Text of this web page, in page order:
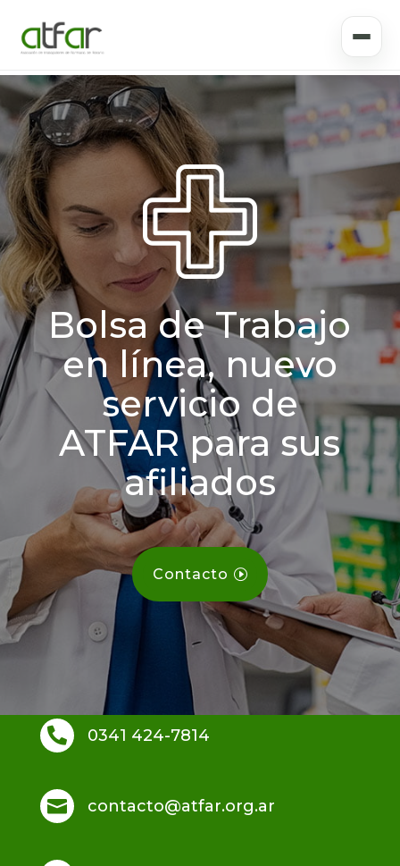
Bolsa de Trabajo
en línea, nuevo
servicio de
ATFAR para sus
afiliados
Contacto
 0341 424-7814
 contacto@atfar.org.ar